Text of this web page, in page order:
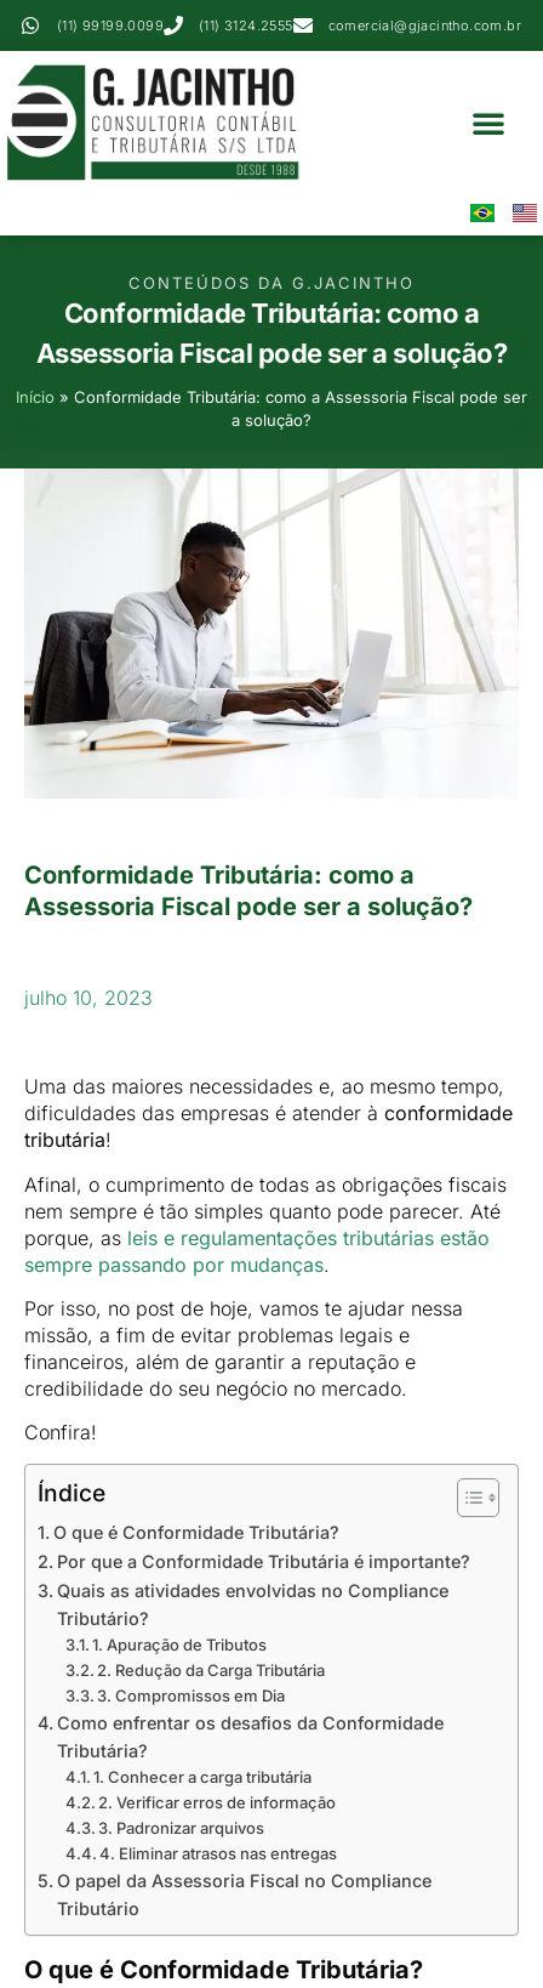
(11) 99199.0099 (11) 3124.2555 comercial@gjacintho.com.br
CONTEÚDOS DA G.JACINTHO
Conformidade Tributária: como a
Assessoria Fiscal pode ser a solução?
Início » Conformidade Tributária: como a Assessoria Fiscal pode ser
a solução?
Conformidade Tributária: como a
Assessoria Fiscal pode ser a solução?
julho 10, 2023
Uma das maiores necessidades e, ao mesmo tempo,
dificuldades das empresas é atender à conformidade
tributária!
Afinal, o cumprimento de todas as obrigações fiscais
nem sempre é tão simples quanto pode parecer. Até
porque, as leis e regulamentações tributárias estão
sempre passando por mudanças.
Por isso, no post de hoje, vamos te ajudar nessa
missão, a fim de evitar problemas legais e
financeiros, além de garantir a reputação e
credibilidade do seu negócio no mercado.
Confira!
Índice
O que é Conformidade Tributária?
Por que a Conformidade Tributária é importante?
Quais as atividades envolvidas no Compliance
Tributário?
1. Apuração de Tributos
2. Redução da Carga Tributária
3. Compromissos em Dia
Como enfrentar os desafios da Conformidade
Tributária?
1. Conhecer a carga tributária
2. Verificar erros de informação
3. Padronizar arquivos
4. Eliminar atrasos nas entregas
O papel da Assessoria Fiscal no Compliance
Tributário
O que é Conformidade Tributária?